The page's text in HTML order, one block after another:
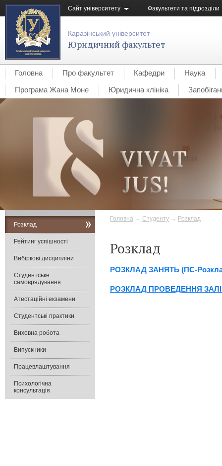
Сайт університету Факультети та підрозділи
Каразінський університет
Юридичний факультет
Головна Про факультет Кафедри
Наука
Програма Жана Моне
Юридична клініка
Головна → Студенту → Розклад
Розклад
РОЗКЛАД ЗАНЯТЬ (ПС-
РОЗКЛАД ПРОВЕДЕННЯ
Розклад
Рейтинг успішності
Вибіркові дисципліни
Студентське
самоврядування
Атестаційні екзамени
Студентські практики
Виховна робота
Випускники
Працевлаштування
Психологічна
консультація